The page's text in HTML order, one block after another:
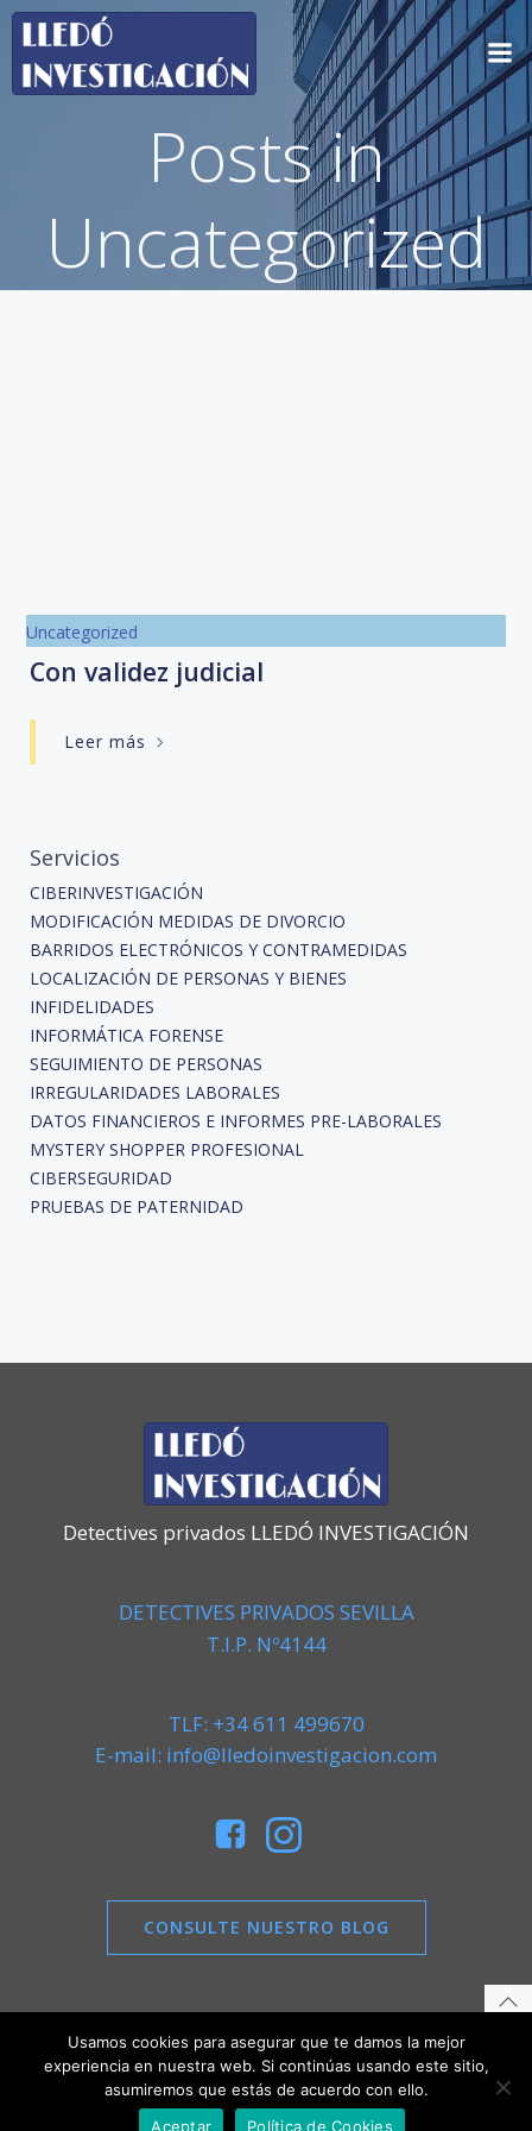
Saltar
contenido
Posts in
Uncategorized
Uncategorized
Con validez judicial
Leer más
Servicios
CIBERINVESTIGACIÓN
MODIFICACIÓN MEDIDAS DE DIVORCIO
BARRIDOS ELECTRÓNICOS Y CONTRAMEDIDAS
LOCALIZACIÓN DE PERSONAS Y BIENES
INFIDELIDADES
INFORMÁTICA FORENSE
SEGUIMIENTO DE PERSONAS
IRREGULARIDADES LABORALES
DATOS FINANCIEROS E INFORMES PRE-LABORALES
MYSTERY SHOPPER PROFESIONAL
CIBERSEGURIDAD
PRUEBAS DE PATERNIDAD
Detectives privados LLEDÓ INVESTIGACIÓN
DETECTIVES PRIVADOS SEVILLA
T.I.P. Nº4144
TLF: +34 611 499670
E-mail: info@lledoinvestigacion.com
CONSULTE NUESTRO BLOG
Aviso legal|Política de Privacidad|Política de
Cookies
Usamos cookies para asegurar que te damos la mejor
experiencia en nuestra web. Si continúas usando este sitio,
asumiremos que estás de acuerdo con ello.
Aceptar
Política de Cookies